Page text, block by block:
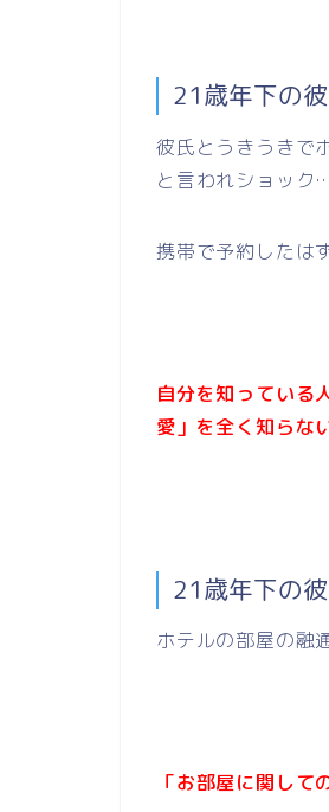
21歳年下の
彼氏とうきうきで
と言われショック
携帯で予約したは
自分を知っている
愛」を全く知らな
21歳年下の
ホテルの部屋の融
「お部屋に関し